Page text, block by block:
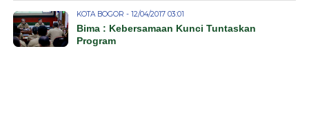
KOTA BOGOR - 12/04/2017 03:01
Bima : Kebersamaan Kunci Tuntaskan
Program